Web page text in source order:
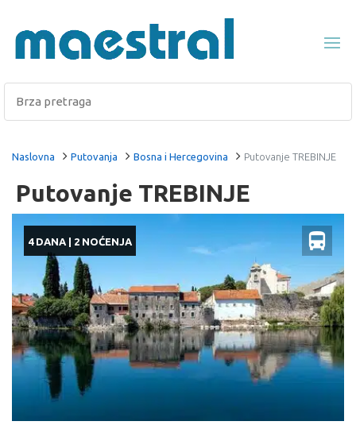
Naslovna Putovanja Bosna i Hercegovina Putovanje TREBINJE
Putovanje TREBINJE
4 DANA | 2 NOĆENJA